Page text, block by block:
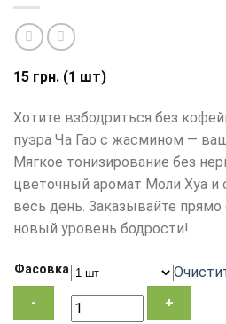
15 грн. (1 шт)
Хотите взбодриться без
пуэра Ча Гао с жасмином —
Мягкое тонизирование без
цветочный аромат Моли Хуа и
весь день. Заказывайте прямо
новый уровень бодрости!
Фасовка